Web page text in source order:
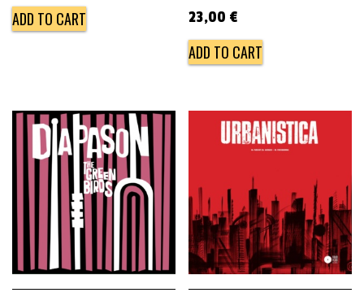
price
was:
ADD TO CART 23,00 €
ADD TO CART